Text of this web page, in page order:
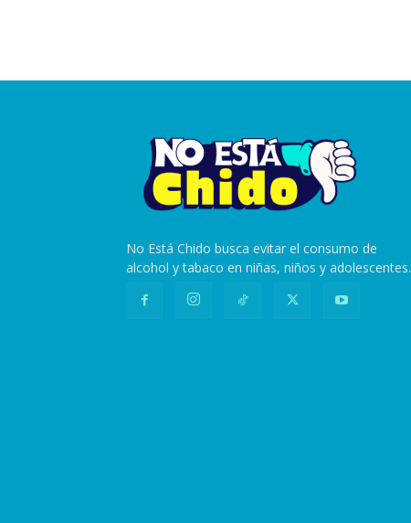
No Está Chido busca evitar el consumo de
alcohol y tabaco en niñas, niños y adolescentes.